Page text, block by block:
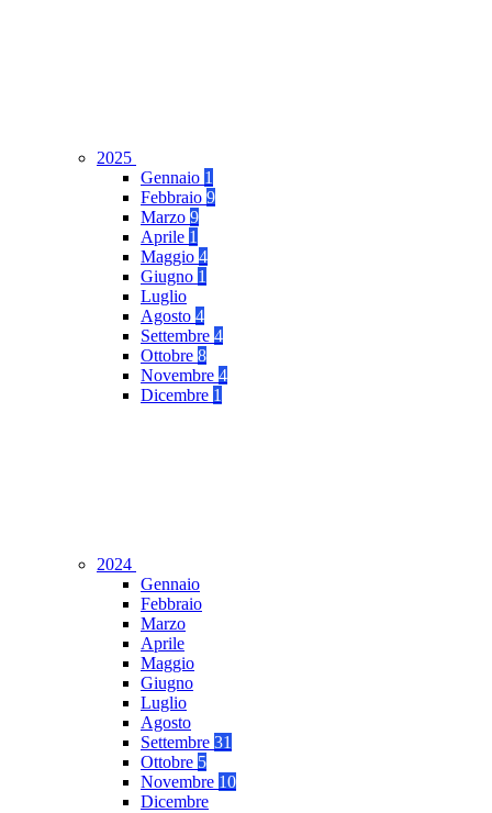
2025
Gennaio 1
Febbraio 9
Marzo 9
Aprile 1
Maggio 4
Giugno 1
Luglio
Agosto 4
Settembre 4
Ottobre 8
Novembre 4
Dicembre 1
2024
Gennaio
Febbraio
Marzo
Aprile
Maggio
Giugno
Luglio
Agosto
Settembre 31
Ottobre 5
Novembre 10
Dicembre